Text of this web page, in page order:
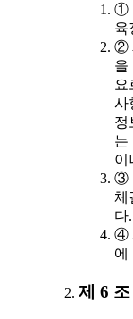
①
육
②
을
요
사
정
는
이
③
체
다.
④
에
제 6